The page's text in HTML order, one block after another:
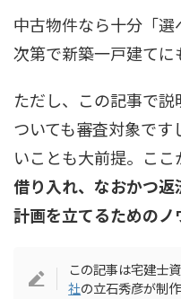
中古物件なら十分「
次第で新築一戸建てに
ただし、この記事で
ついても審査対象で
いことも大前提。ここ
借り入れ、なおかつ
計画を立てるためのノ
この記事は宅建士
社の立石秀彦が制作